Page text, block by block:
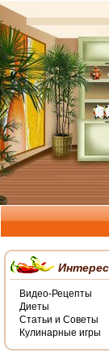
Видео-Рецепты
Диеты
Статьи и Советы
Кулинарные игры